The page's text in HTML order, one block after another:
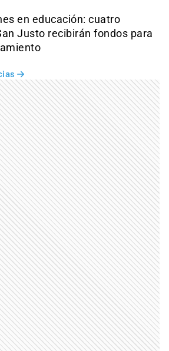
en educación: cuatro
Justo recibirán fondos para